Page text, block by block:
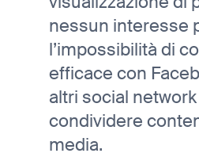
nessun interesse
l’impossibilità di
efficace con
altri social
condividere
media.